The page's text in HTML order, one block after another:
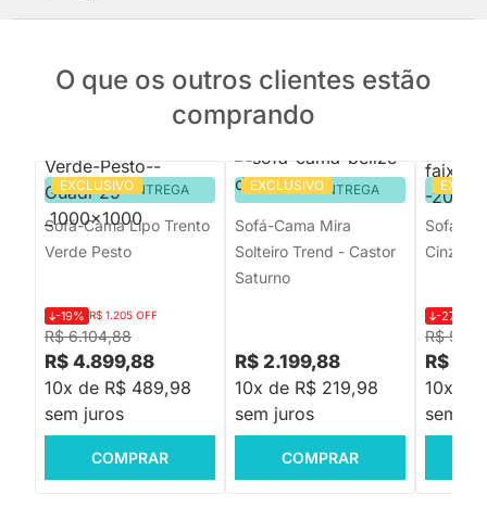
O que os outros clientes estão
comprando
EXCLUSIVO
PRONTA ENTREGA
Sofá-Cama Lipo Trento
Verde Pesto
R$ 6.104,88
-19% R$ 1.205 OFF
R$ 4.899,88
10x de R$ 489,98
sem juros
COMPRAR
EXCLUSIVO
PRONTA ENTREGA
Sofá-Cama Mira
Solteiro Trend - Castor
Saturno
R$ 2.199,88
10x de R$ 219,98
sem juros
COMPRAR
Sofá-
Cinza
R$
-27%
R$
10x de
sem